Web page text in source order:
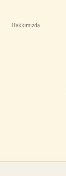
Hakkımızda